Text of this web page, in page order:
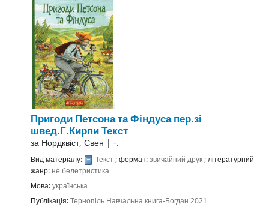
Пригоди Петсона та Фіндусапер.зі
швед.Г.КирпиТекст
за Нордквіст, Свен | -.
Вид матеріалу: Текст; формат:звичайний друк; літературний
жанр:не белетристика
Мова:українська
Публікація:Тернопіль Навчальна книга-Богдан 2021